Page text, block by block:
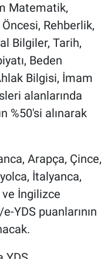
Matematik,
Rehberlik,
Bilgiler, Tarih,
Beden
Bilgisi, İmam
alanlarında
%50'si alınarak
Arapça, Çince,
İtalyanca,
İngilizce
YDS puanlarının